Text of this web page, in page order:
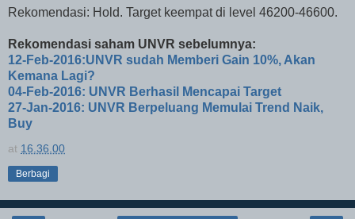
Rekomendasi: Hold. Target keempat di level 46200-46600.
Rekomendasi saham UNVR sebelumnya:
12-Feb-2016:UNVR sudah Memberi Gain 10%, Akan
Kemana Lagi?
04-Feb-2016: UNVR Berhasil Mencapai Target
27-Jan-2016: UNVR Berpeluang Memulai Trend Naik,
Buy
at 16.36.00
Berbagi